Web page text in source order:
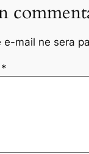
e-mail ne sera
*